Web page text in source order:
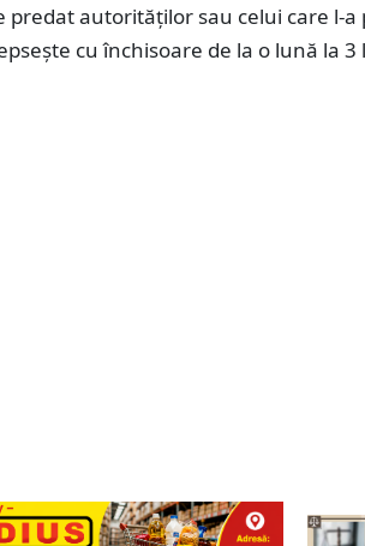
predat autorităților sau celui care l-
cu închisoare de la o lună la